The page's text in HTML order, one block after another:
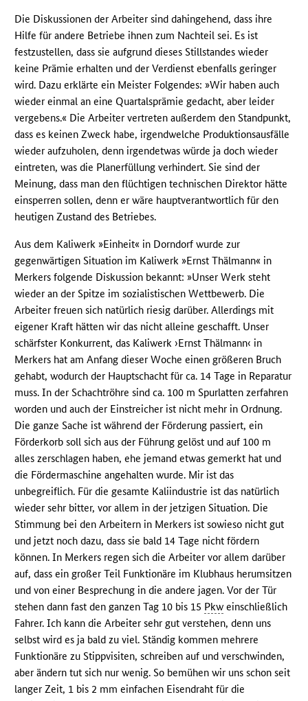
Die Diskussionen der Arbeiter sind dahingehend, dass ihre
Hilfe für andere Betriebe ihnen zum Nachteil sei. Es ist
festzustellen, dass sie aufgrund dieses Stillstandes wieder
keine Prämie erhalten und der Verdienst ebenfalls geringer
wird. Dazu erklärte ein Meister Folgendes: »Wir haben auch
wieder einmal an eine Quartalsprämie gedacht, aber leider
vergebens.« Die Arbeiter vertreten außerdem den Standpunkt,
dass es keinen Zweck habe, irgendwelche Produktionsausfälle
wieder aufzuholen, denn irgendetwas würde ja doch wieder
eintreten, was die Planerfüllung verhindert. Sie sind der
Meinung, dass man den flüchtigen technischen Direktor hätte
einsperren sollen, denn er wäre hauptverantwortlich für den
heutigen Zustand des Betriebes.
Aus dem Kaliwerk »Einheit« in Dorndorf wurde zur
gegenwärtigen Situation im Kaliwerk »Ernst Thälmann« in
Merkers folgende Diskussion bekannt: »Unser Werk steht
wieder an der Spitze im sozialistischen Wettbewerb. Die
Arbeiter freuen sich natürlich riesig darüber. Allerdings mit
eigener Kraft hätten wir das nicht alleine geschafft. Unser
schärfster Konkurrent, das Kaliwerk ›Ernst Thälmann‹ in
Merkers hat am Anfang dieser Woche einen größeren Bruch
gehabt, wodurch der Hauptschacht für ca. 14 Tage in Reparatur
muss. In der Schachtröhre sind ca. 100 m Spurlatten zerfahren
worden und auch der Einstreicher ist nicht mehr in Ordnung.
Die ganze Sache ist während der Förderung passiert, ein
Förderkorb soll sich aus der Führung gelöst und auf 100 m
alles zerschlagen haben, ehe jemand etwas gemerkt hat und
die Fördermaschine angehalten wurde. Mir ist das
unbegreiflich. Für die gesamte Kaliindustrie ist das natürlich
wieder sehr bitter, vor allem in der jetzigen Situation. Die
Stimmung bei den Arbeitern in Merkers ist sowieso nicht gut
und jetzt noch dazu, dass sie bald 14 Tage nicht fördern
können. In Merkers regen sich die Arbeiter vor allem darüber
auf, dass ein großer Teil Funktionäre im Klubhaus herumsitzen
und von einer Besprechung in die andere jagen. Vor der Tür
stehen dann fast den ganzen Tag 10 bis 15 Pkw einschließlich
Fahrer. Ich kann die Arbeiter sehr gut verstehen, denn uns
selbst wird es ja bald zu viel. Ständig kommen mehrere
Funktionäre zu Stippvisiten, schreiben auf und verschwinden,
aber ändern tut sich nur wenig. So bemühen wir uns schon seit
langer Zeit, 1 bis 2 mm einfachen Eisendraht für die